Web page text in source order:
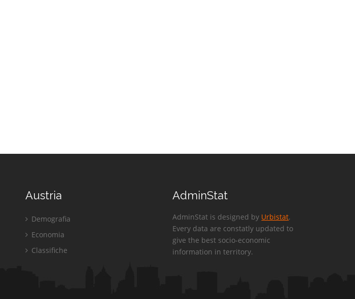
Austria
Demografia
Economia
Classifiche
AdminStat
AdminStat is designed by Urbistat.
Every data are constatly updated to
give the best socio-economic
information in territory.